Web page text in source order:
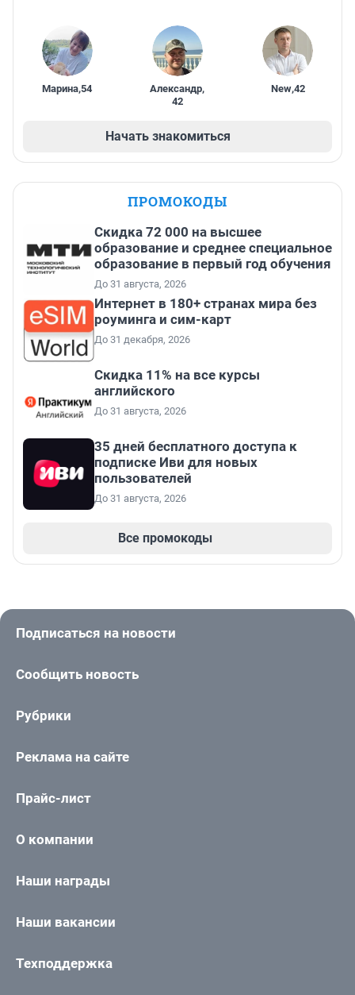
Марина,54 Александр,
42
New,42
Начать знакомиться
ПРОМОКОДЫ
Скидка 72 000 на высшее
образование и среднее специальное
образование в первый год обучения
До 31 августа, 2026
Интернет в 180+ странах мира без
роуминга и сим-карт
До 31 декабря, 2026
Скидка 11% на все курсы
английского
До 31 августа, 2026
35 дней бесплатного доступа к
подписке Иви для новых
пользователей
До 31 августа, 2026
Все промокоды
Подписаться на новости
Сообщить новость
Рубрики
Реклама на сайте
Прайс-лист
О компании
Наши награды
Наши вакансии
Техподдержка